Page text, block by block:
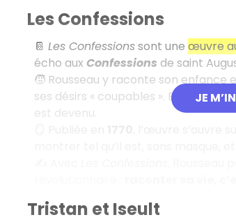
JE
Les Confessions
📔 Les Confessionssont une œuvre
écho aux Confessions de saint
🧒 Rousseau y raconte son enfance
ses désirs « coupables ». En se
est devenu.
Tristan et Iseult